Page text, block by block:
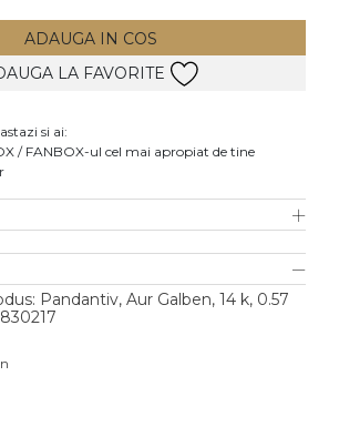
ADAUGA IN COS
LA FAVORITE
si ai:
/ FANBOX-ul cel mai apropiat de tine
Pandantiv, Aur Galben, 14 k, 0.57